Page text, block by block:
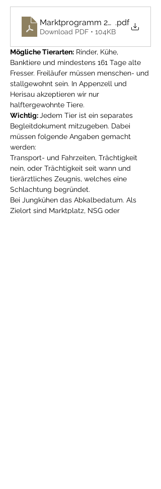
Marktprogramm 2026 AI,AR und
.pdf
Download PDF • 104KB
Mögliche Tierarten: Rinder, Kühe,
Banktiere und mindestens 161 Tage alte
Fresser. Freiläufer müssen menschen- und
stallgewohnt sein. In Appenzell und
Herisau akzeptieren wir nur
halftergewohnte Tiere.
Wichtig: Jedem Tier ist ein separates
Begleitdokument mitzugeben. Dabei
müssen folgende Angaben gemacht
werden:
Transport- und Fahrzeiten, Trächtigkeit
nein, oder Trächtigkeit seit wann und
tierärztliches Zeugnis, welches eine
Schlachtung begründet.
Bei Jungkühen das Abkalbedatum. Als
Zielort sind Marktplatz, NSG oder